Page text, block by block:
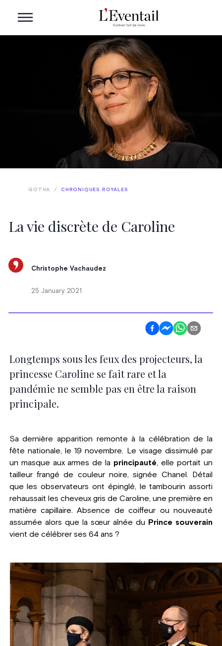
La vie discrète de Caroline
GOTHA / CHRONIQUES ROYALES
Christophe Vachaudez
25 January 2021
Longtemps sous les feux des projecteurs, la
princesse Caroline se fait rare et la
pandémie ne semble pas en être la raison
principale.
Sa dernière apparition remonte à la célébration de la
fête nationale, le 19 novembre. Le visage dissimulé par
un masque aux armes de la principauté, elle portait un
tailleur frangé de couleur noire, signée Chanel. Détail
que les observateurs ont épinglé, le tambourin assorti
rehaussait les cheveux gris de Caroline, une première en
matière capillaire. Absence de coiffeur ou nouveauté
assumée alors que la sœur aînée du
Prince souverain
vient de célébrer ses 64 ans ?